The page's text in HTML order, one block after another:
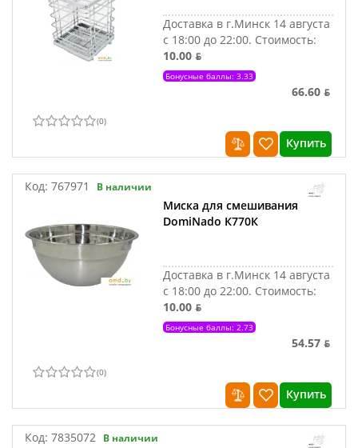
Доставка в г.Минск 14 августа
с 18:00 до 22:00. Стоимость:
10.00 ƃ
Бонусные баллы: 3.33
66.60 ƃ
(0)
Купить
Код: 767971 В наличии
Миска для смешивания
DomiNado К770К
Доставка в г.Минск 14 августа
с 18:00 до 22:00. Стоимость:
10.00 ƃ
Бонусные баллы: 2.73
54.57 ƃ
(0)
Купить
Код: 7835072 В наличии